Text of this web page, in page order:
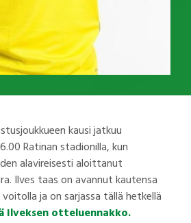
kausi jatkuu
Ratinan stadionilla, kun
alavireisesti aloittanut
Ilves taas on avannut kautensa
ja on sarjassa tällä hetkellä
Ilveksen otteluennakko.